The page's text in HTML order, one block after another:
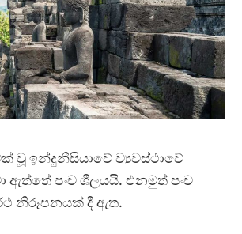
වූ ඉන්දුනීසියාවේ ව්‍යවස්ථාවේ
ඇත්තේ පංච ශීලයයි. එනමුත් පංච
නිරූපනයක් දී ඇත.